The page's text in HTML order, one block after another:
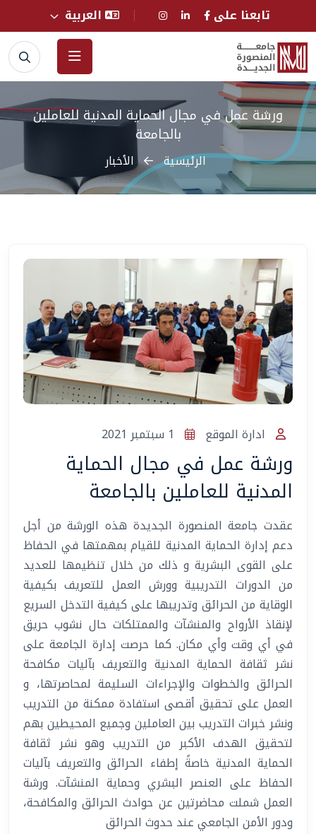
تابعنا على العربية
ورشة عمل في مجال الحماية المدنية للعاملين
بالجامعة
الرئيسية الأخبار
ادارة الموقع
ورشة عمل في مجال الحماية
المدنية للعاملين بالجامعة
عقدت جامعة المنصورة الجديدة هذه الورشة من أجل
دعم إدارة الحماية المدنية للقيام بمهمتها في الحفاظ
على القوى البشرية و ذلك من خلال تنظيمها للعديد
من الدورات التدريبية وورش العمل للتعريف بكيفية
الوقاية من الحرائق وتدريبها على كيفية التدخل السريع
لإنقاذ الأرواح والمنشآت والممتلكات حال نشوب حريق
في أي وقت وأي مكان. كما حرصت إدارة الجامعة على
نشر ثقافة الحماية المدنية والتعريف بآليات مكافحة
الحرائق والخطوات والإجراءات السليمة لمحاصرتها، و
العمل على تحقيق أقصى استفادة ممكنة من التدريب
ونشر خبرات التدريب بين العاملين وجميع المحيطين بهم
لتحقيق الهدف الأكبر من التدريب وهو نشر ثقافة
الحماية المدنية خاصةً إطفاء الحرائق والتعريف بآليات
الحفاظ على العنصر البشري وحماية المنشآت. ورشة
العمل شملت محاضرتين عن حوادث الحرائق والمكافحة،
ودور الأمن الجامعي عند حدوث الحرائق
المساعد الذكي (NMU)